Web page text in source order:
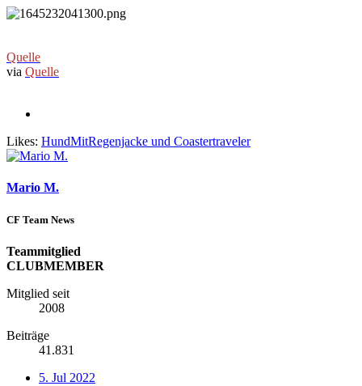
Quelle
via Quelle
Likes: HundMitRegenjacke und Coastertraveler
Mario M.
CF Team News
Teammitglied
CLUBMEMBER
Mitglied seit
2008
Beiträge
41.831
5. Jul 2022